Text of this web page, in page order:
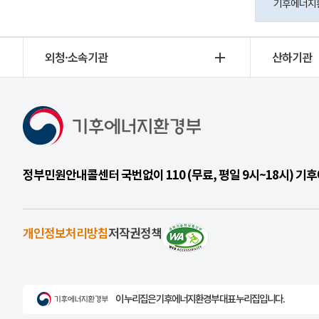
기후에너
외청·소속기관 산하기관
정부민원안내콜센터 국번없이 110 (무료, 평일 9시~18시) 기
개인정보처리방침저작권정책
이 누리집은 기후에너지환경부 대표 누리집입니다.